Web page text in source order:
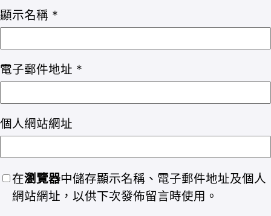
顯示名稱 *
電子郵件地址 *
個人網站網址
在瀏覽器中儲存顯示名稱、電子郵件地址及個人
網站網址，以供下次發佈留言時使用。